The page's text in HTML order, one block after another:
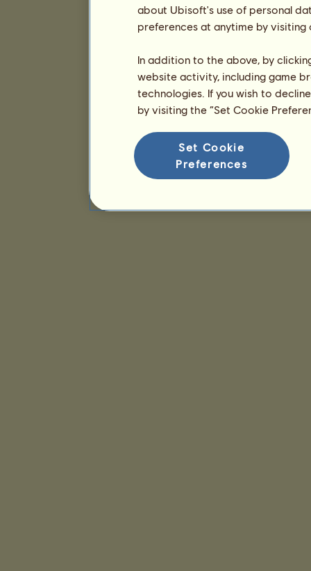
about Ubisoft's use of personal
preferences at anytime by
In addition to the above, by
website activity, including game
technologies. If you wish to
by visiting the “Set Cookie
Set Cookie
Preferences